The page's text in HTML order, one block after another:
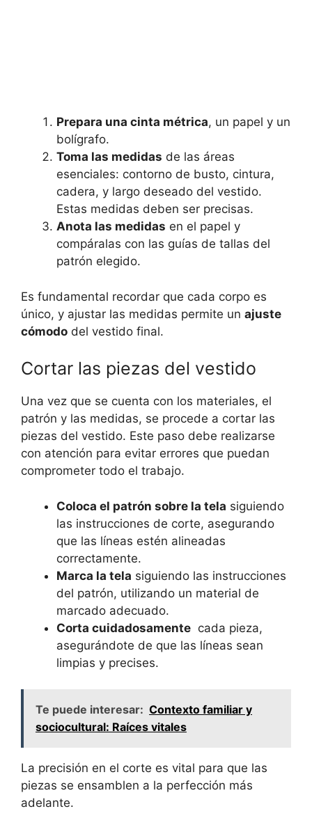
Prepara una cinta métrica, un papel y un
bolígrafo.
Toma las medidas de las áreas
esenciales: contorno de busto, cintura,
cadera, y⁤ largo deseado del vestido.
Estas medidas deben ser precisas.
Anota las medidas en⁣ el papel ‍y
compáralas con las guías de tallas del
patrón elegido.
Es fundamental recordar que ⁣cada‌ corpo es
único, y ajustar las medidas permite un ajuste
cómodo del⁣ vestido final.
Cortar las piezas del vestido
Una vez que ⁤se cuenta con los materiales, el
patrón y las​ medidas, se procede ‌a‍ cortar las
piezas del ⁤vestido. Este paso debe realizarse
⁣con atención para evitar errores que puedan
comprometer todo el trabajo.
Coloca el patrón sobre la tela siguiendo
las instrucciones de corte, asegurando
que las líneas estén alineadas
correctamente.
Marca la tela siguiendo ‍las instrucciones
del ⁢patrón, utilizando un material de
marcado adecuado.
Corta cuidadosamente ⁣ cada pieza,
asegurándote de que las líneas sean
limpias y precises.
Te puede interesar: Contexto familiar y
sociocultural: Raíces vitales
La precisión en el corte es vital para que las
piezas‌ se ensamblen⁢ a la perfección más
adelante.